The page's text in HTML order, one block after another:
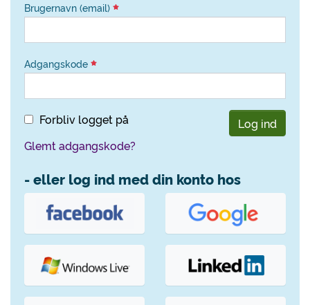
Brugernavn (email)
Adgangskode
Forbliv logget på
Log ind
Glemt adgangskode?
- eller log ind med din konto hos